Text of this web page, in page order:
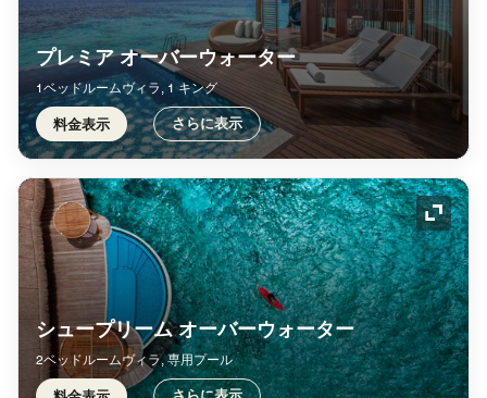
プレミア オーバーウォーター
1ベッドルームヴィラ, 1 キング
料金表示 さらに表示
アイ
シュープリーム オーバーウォーター
2ベッドルームヴィラ, 専用プール